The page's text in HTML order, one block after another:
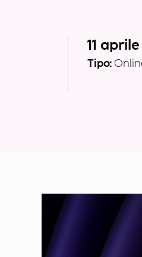
11
Tipo: